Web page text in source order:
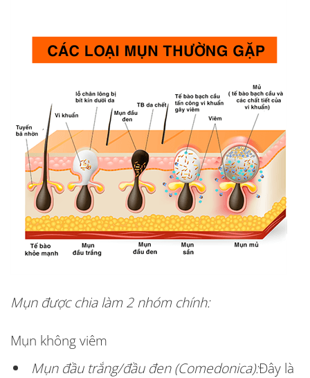
Mụn được chia làm 2 nhóm chính:
Mụn không viêm
Mụn đầu trắng/đầu đen (Comedonica):Đây là